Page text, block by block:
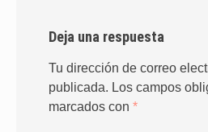
Deja una respuesta
Tu dirección de correo
publicada. Los campos
marcados con *